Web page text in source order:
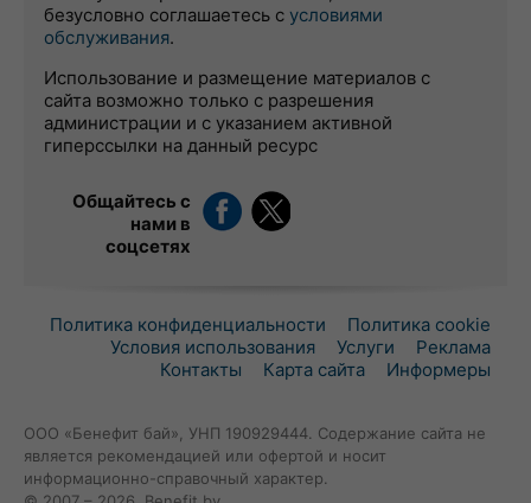
безусловно соглашаетесь с условиями
обслуживания.
Использование и размещение материалов с
сайта возможно только с разрешения
администрации и с указанием активной
гиперссылки на данный ресурс
Общайтесь с
нами в
соцсетях
Политика конфиденциальности
Политика cookie
Условия использования
Услуги
Реклама
Контакты
Карта сайта Информеры
ООО «Бенефит бай», УНП 190929444. Содержание сайта не
является рекомендацией или офертой и носит
информационно-справочный характер.